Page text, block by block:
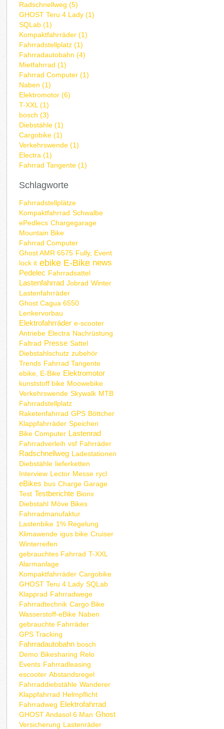
Radschnellweg (5)
GHOST Teru 4 Lady (1)
SQLab (1)
Kompaktfahrräder (1)
Fahrradstellplatz (1)
Fahrradautobahn (4)
Mietfahrrad (1)
Fahrrad Computer (1)
Naben (1)
Elektromotor (6)
T-XXL (1)
bosch (3)
Diebstähle (1)
Cargobike (1)
Verkehrswende (1)
Electra (1)
Fahrrad Tangente (1)
Schlagworte
Fahrradstellplätze
Kompaktfahrrad Schwalbe
ePedlecs Chargegarage
Mountain Bike
Fahrrad Computer
Ghost AMR 6575 Fully, Event
lock it ebike E-Bike news
Pedelec Fahrradsattel
Lastenfahrrad Jobrad Winter
Lastenfahrräder
Ghost Cagua 6550
Lenkervorbau
Elektrofahrräder e-scooter
Antriebe Electra Nachrüstung
Faltrad Presse Sattel
Diebstahlschutz zubehör
Trends Fahrrad Tangente
ebike, E-Bike Elektromotor
kunststoff bike Moowebike
Verkehrswende Skywalk MTB
Fahrradstellplatz
Raketenfahrrad GPS Böttcher
Klappfahrräder Speichen
Bike Computer Lastenrad
Fahrradverleih vsf Fahrräder
Radschnellweg Ladestationen
Diebstähle lieferketten
Interview Lector Messe rycl
eBikes bus Charge Garage
Test Testberichte Bionx
Diebstahl Möve Bikes
Fahrradmanufaktur
Lastenbike 1% Regelung
Klimawende igus bike Cruiser
Winterreifen
gebrauchtes Fahrrad T-XXL
Alarmanlage
Kompaktfahrräder Cargobike
GHOST Teru 4 Lady SQLab
Klapprad Fahrradwege
Fahrradtechnik Cargo Bike
Wasserstoff-eBike Naben
gebrauchte Fahrräder
GPS Tracking
Fahrradautobahn bosch
Demo Bikesharing Relo
Events Fahrradleasing
escooter Abstandsregel
Fahrraddiebstähle Wanderer
Klappfahrrad Helmpflicht
Fahrradweg Elektrofahrrad
GHOST Andasol 6 Man Ghost
Versicherung Lastenräder